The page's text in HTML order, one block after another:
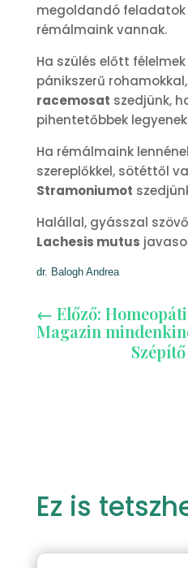
megoldandó
rémálmaink vannak.
Ha szülés előtt
pánikszerű
racemosat szedjünk,
pihentetőbbek
Ha rémálmaink
szereplőkkel, sötéttől
Stramoniumot
Halállal, gyásszal
Lachesis mutus
dr. Balogh Andrea
← Előző:
Magazin
Ez is